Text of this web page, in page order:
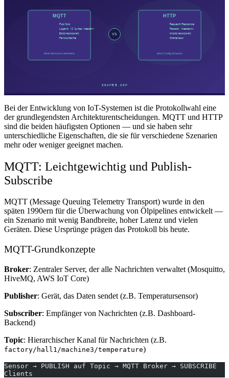
Bei der Entwicklung von IoT-Systemen ist die Protokollwahl eine
der grundlegendsten Architekturentscheidungen. MQTT und HTTP
sind die beiden häufigsten Optionen — und sie haben sehr
unterschiedliche Eigenschaften, die sie für verschiedene Szenarien
mehr oder weniger geeignet machen.
MQTT: Leichtgewichtig und Publish-
Subscribe
MQTT (Message Queuing Telemetry Transport) wurde in den
späten 1990ern für die Überwachung von Ölpipelines entwickelt —
ein Szenario mit wenig Bandbreite, hoher Latenz und vielen
Geräten. Diese Ursprünge prägen das Protokoll bis heute.
MQTT-Grundkonzepte
Broker: Zentraler Server, der alle Nachrichten verwaltet (Mosquitto,
HiveMQ, AWS IoT Core)
Publisher: Gerät, das Daten sendet (z.B. Temperatursensor)
Subscriber: Empfänger von Nachrichten (z.B. Dashboard-
Backend)
Topic: Hierarchischer Kanal für Nachrichten (z.B.
factory/hall1/machine3/temperature)
Sensor → PUBLISH auf Topic → MQTT Broker → SUBSCRIBE
Clients